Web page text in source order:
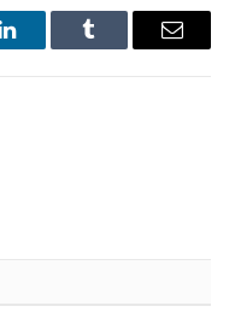
LinkedInTumblr Email